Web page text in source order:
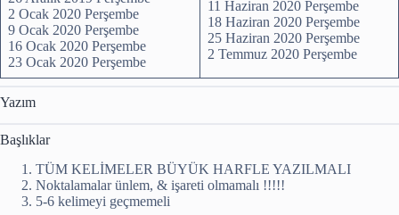
2 Ocak 2020 Perşembe
9 Ocak 2020 Perşembe
16 Ocak 2020 Perşembe
23 Ocak 2020 Perşembe
11 Haziran 2020 Perşembe
18 Haziran 2020 Perşembe
25 Haziran 2020 Perşembe
2 Temmuz 2020 Perşembe
Yazım
Başlıklar
TÜM KELİMELER BÜYÜK HARFLE YAZILMALI
Noktalamalar ünlem, & işareti olmamalı !!!!!
5-6 kelimeyi geçmemeli